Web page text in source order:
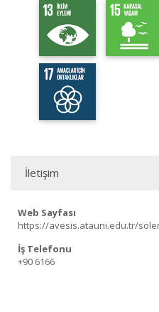
İletişim
Web Sayfası
https://avesis.atauni.edu.tr/
İş Telefonu
+90 6166